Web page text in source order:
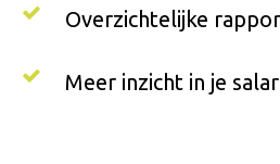
Overzichtelijke
Meer inzicht in je